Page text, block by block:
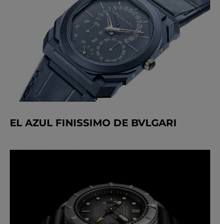
EL AZUL FINISSIMO DE BVLGARI